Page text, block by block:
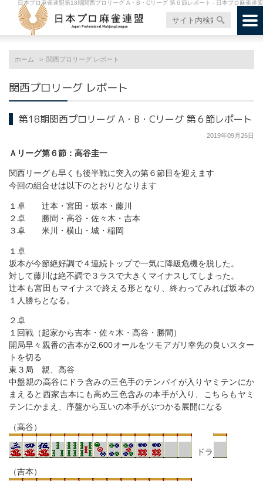
日本プロ麻雀連盟第18期関西プロリーグ A・B・Cリーグ 第６節レポート - 日本プロ麻雀連盟
ホーム 関西プロリーグ レポート
関西プロリーグ レポート
第18期関西プロリーグ A・B・Cリーグ 第６節レポート
2019年09月26日
Ａリーグ第６節：高谷圭一
関西リーグも早くも後半戦に突入の第６節目を迎えます
今回の組合せは以下のとおりとなります
１卓 辻本・宮田・坂本・藤川
２卓 勝間・高谷・佐々木・吉本
３卓 米川・横山・城・稲岡
１卓
坂本が今節絶好調で４連続トップで一気に降級危機を脱した。
対して藤川は絶不調で３ラスで大きくマイナスしてしまった。
辻本も宮田もマイナスで終える形となり、終わってみれば坂本の
１人勝ちとなる。
２卓
１回戦（起家から吉本・佐々木・高谷・勝間）
開局早々親番の吉本が2,600オールをツモアガリ幸先の良いスター
トを切る
東３局 親、高谷
中盤親の高谷にドラ含みの三色手のテンパイが入りヤミテンにか
まえると西家吉本にも高め三色含みの本手が入り、こちらもヤミ
テンにかまえ、序盤から互いの本手がぶつかる展開になる
（高谷）
ドラ
（吉本）